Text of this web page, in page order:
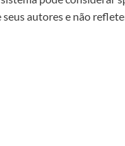
autores e não